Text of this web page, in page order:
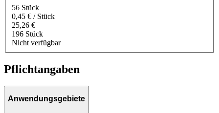
56 Stück
0,45 € / Stück
25,26 €
196 Stück
Nicht verfügbar
Pflichtangaben
Anwendungsgebiete